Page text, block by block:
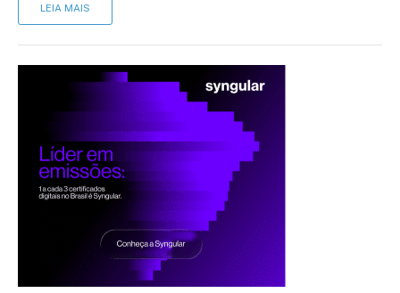
LEIA MAIS